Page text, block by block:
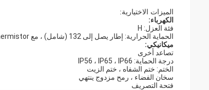
الميزات الاختيارية:
الكهرباء:
فئة العزل: H
الحماية الحرارية: إطار يصل إلى 132 (شامل) ، مع PTC Thermistor ، ترموستات أو PT100
ميكانيكي:
تصاعد أخرى
درجة الحماية: IP56 ، IP65 ، IP66
الختم: ختم الشفاه ، ختم الزيت
سخان الفضاء ، رمح مزدوج ينتهي
فتحة التصريف